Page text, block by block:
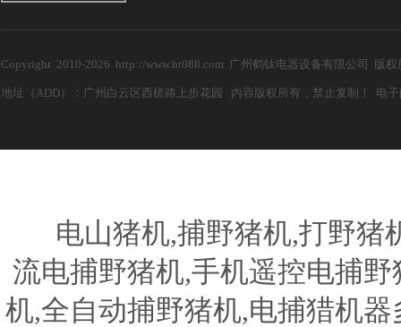
Copyright 2010-2026 http://www.ht088.com 广州鹤钛电器设备有限公司 版
地址（ADD）：广州白云区西槎路上步花园 内容版权所有，禁止复制！ 电
电山猪机,捕野猪机,打野猪
流电捕野猪机,手机遥控电捕
机,全自动捕野猪机,电捕猎机